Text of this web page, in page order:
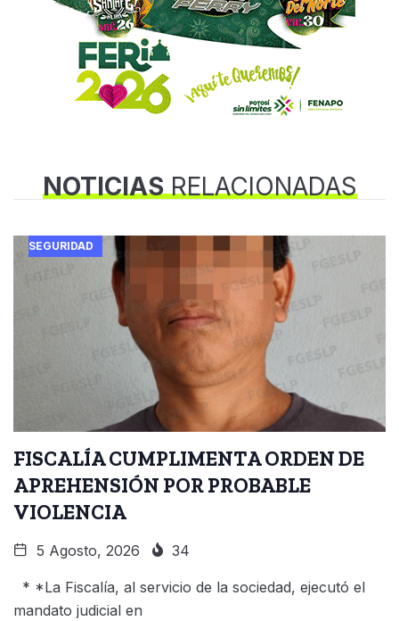
NOTICIASRELACIONADAS
SEGURIDAD
FISCALÍA CUMPLIMENTA ORDEN DE
APREHENSIÓN POR PROBABLE
VIOLENCIA
5 Agosto, 2026 34
* *La Fiscalía, al servicio de la sociedad, ejecutó el
mandato judicial en